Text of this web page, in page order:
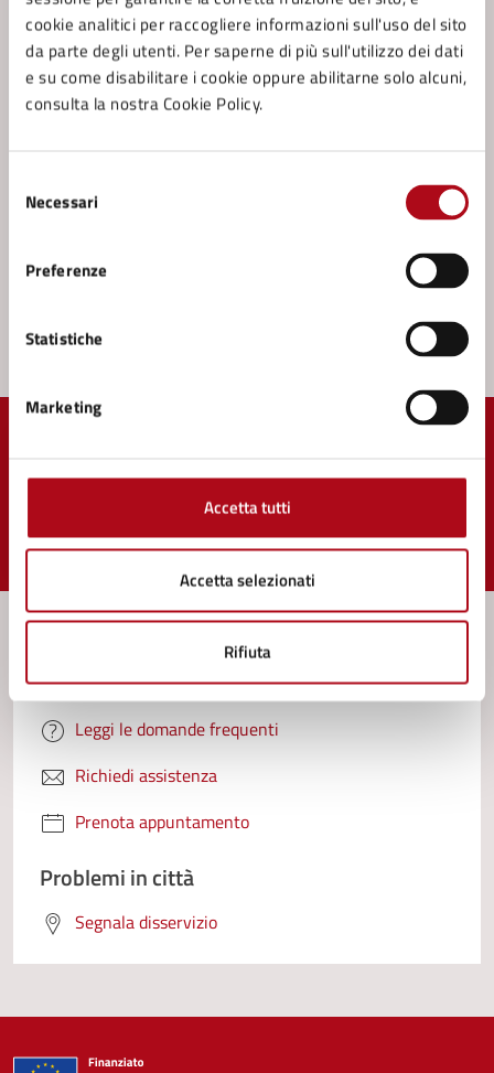
cookie analitici per raccogliere informazioni sull'uso del sito
da parte degli utenti. Per saperne di più sull'utilizzo dei dati
e su come disabilitare i cookie oppure abilitarne solo alcuni,
consulta la nostra Cookie Policy.
delNecessari
Preferenze
Statistiche
Marketing
Accetta tutti
Accetta selezionati
Rifiuta
Informale
Accesso agli atti documentale - Modalità Formale
Atti di giunta, di consiglio e determinazioni
dirigenziali - Consultazione e/o richiesta
Vedi altri 6
pagina?
Valuta 5 stelle su 5
Valuta 4 stelle su 5
Valuta 3 stelle su 5
Valuta 2 stelle su 5
Valuta 1 stelle su 5
Contatta il comune
Leggi le domande frequenti
Richiedi assistenza
Prenota appuntamento
Problemi in città
Segnala disservizio